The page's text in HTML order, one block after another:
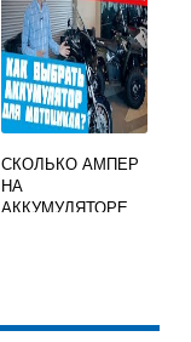
СКОЛЬКО АМПЕР
НА
АККУМУЛЯТОРЕ